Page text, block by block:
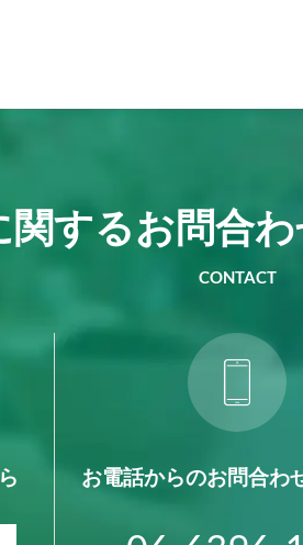
関するお問合
CONTACT
お電話からのお問合わ